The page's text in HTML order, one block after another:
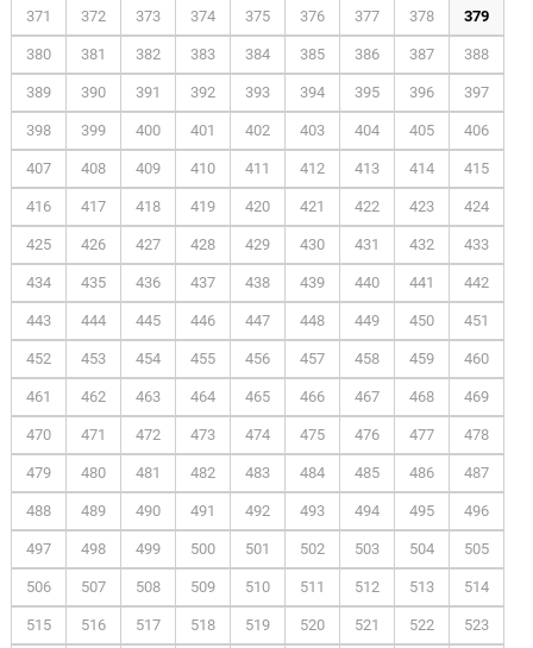
371 372 373 374 375 376 377 378 379
380 381 382 383 384 385 386 387 388
389 390 391 392 393 394 395 396 397
398 399 400 401 402 403 404 405 406
407 408 409 410 411 412 413 414 415
416 417 418 419 420 421 422 423 424
425 426 427 428 429 430 431 432 433
434 435 436 437 438 439 440 441 442
443 444 445 446 447 448 449 450 451
452 453 454 455 456 457 458 459 460
461 462 463 464 465 466 467 468 469
470 471 472 473 474 475 476 477 478
479 480 481 482 483 484 485 486 487
488 489 490 491 492 493 494 495 496
497 498 499 500 501 502 503 504 505
506 507 508 509 510 511 512 513 514
515 516 517 518 519 520 521 522 523